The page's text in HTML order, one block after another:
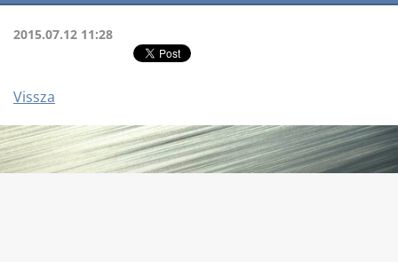
2015.07.12 11:28
Vissza